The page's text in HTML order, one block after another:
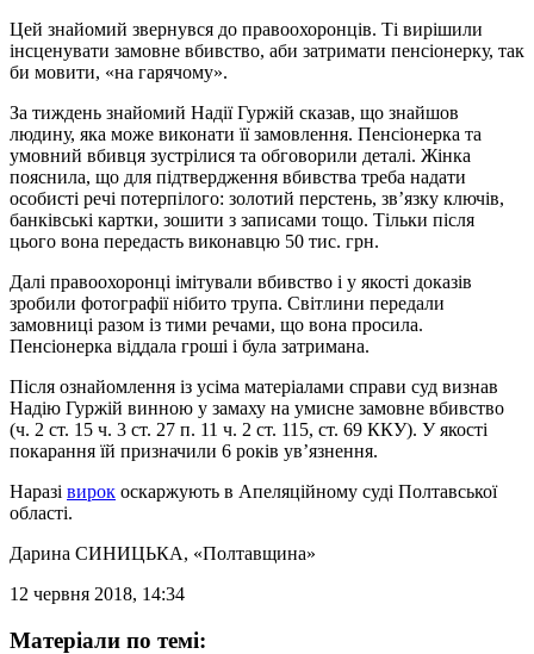
Цей знайомий звернувся до правоохоронців. Ті вирішили
інсценувати замовне вбивство, аби затримати пенсіонерку, так
би мовити, «на гарячому».
За тиждень знайомий Надії Гуржій сказав, що знайшов
людину, яка може виконати її замовлення. Пенсіонерка та
умовний вбивця зустрілися та обговорили деталі. Жінка
пояснила, що для підтвердження вбивства треба надати
особисті речі потерпілого: золотий перстень, зв’язку ключів,
банківські картки, зошити з записами тощо. Тільки після
цього вона передасть виконавцю 50 тис. грн.
Далі правоохоронці імітували вбивство і у якості доказів
зробили фотографії нібито трупа. Світлини передали
замовниці разом із тими речами, що вона просила.
Пенсіонерка віддала гроші і була затримана.
Після ознайомлення із усіма матеріалами справи суд визнав
Надію Гуржій винною у замаху на умисне замовне вбивство
(ч. 2 ст. 15 ч. 3 ст. 27 п. 11 ч. 2 ст. 115, ст. 69 ККУ). У якості
покарання їй призначили 6 років ув’язнення.
Наразі вирок оскаржують в Апеляційному суді Полтавської
області.
Дарина СИНИЦЬКА, «Полтавщина»
12 червня 2018, 14:34
Матеріали по темі: